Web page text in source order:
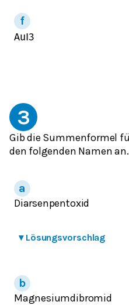
Au 3
3
Gib die Summenformel
den folgenden Namen an.
Diarsenpentoxid
▾ Lösungsvorschlag
Magnesiumdibromid